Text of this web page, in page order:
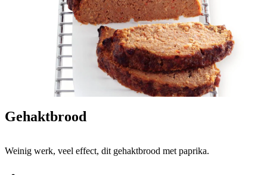
Gehaktbrood
Weinig werk, veel effect, dit gehaktbrood met paprika.